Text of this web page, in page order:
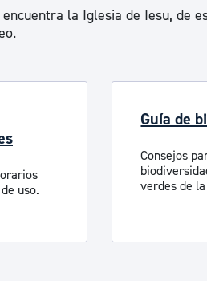
la Iglesia de Iesu, de
uso.
Guía de
Consejos
verdes de